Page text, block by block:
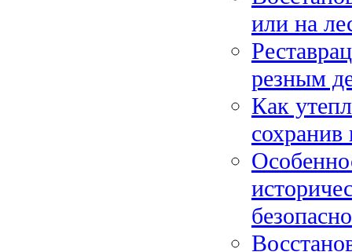
или на
резным
Как